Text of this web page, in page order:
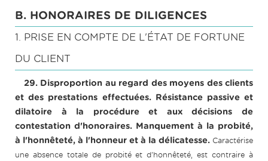
B. HONORAIRES DE DILIGENCES
1. PRISE EN COMPTE DE L'ÉTAT DE FORTUNE
DU CLIENT
29. Disproportion au regard des moyens des clients
et des prestations effectuées. Résistance passive et
dilatoire à la procédure et aux décisions de
contestation d'honoraires. Manquement à la probité,
à l'honnêteté, à l'honneur et à la délicatesse. Caractérise
une absence totale de probité et d'honnêteté, est contraire à